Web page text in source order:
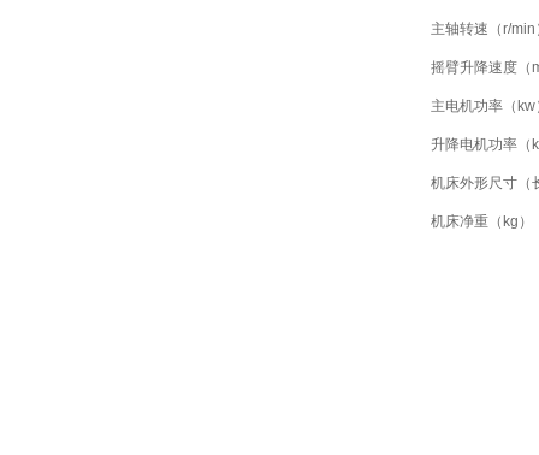
主轴转速（r/min
摇臂升降速度（
主电机功率（kw
升降电机功率（
机床外形尺寸（
机床净重（kg）